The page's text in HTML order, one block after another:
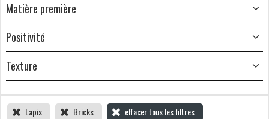
Matière première
Positivité
Texture
Lapis Bricks effacer tous les filtres